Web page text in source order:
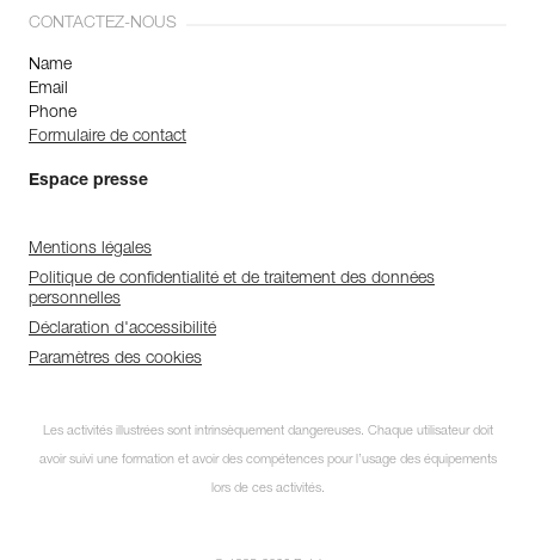
CONTACTEZ-NOUS
Name
Email
Phone
Formulaire de contact
Espace presse
Mentions légales
Politique de confidentialité et de traitement des données
personnelles
Déclaration d'accessibilité
Paramètres des cookies
Les activités illustrées sont intrinsèquement dangereuses. Chaque utilisateur doit
avoir suivi une formation et avoir des compétences pour l’usage des équipements
lors de ces activités.